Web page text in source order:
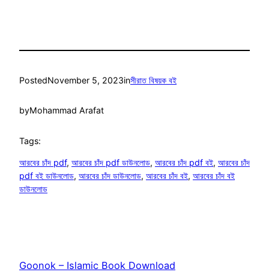
PostedNovember 5, 2023inসীরাত বিষয়ক বই
byMohammad Arafat
Tags:
আরবের চাঁদ pdf, আরবের চাঁদ pdf ডাউনলোড, আরবের চাঁদ pdf বই, আরবের চাঁদ
pdf বই ডাউনলোড, আরবের চাঁদ ডাউনলোড, আরবের চাঁদ বই, আরবের চাঁদ বই
ডাউনলোড
Goonok – Islamic Book Download